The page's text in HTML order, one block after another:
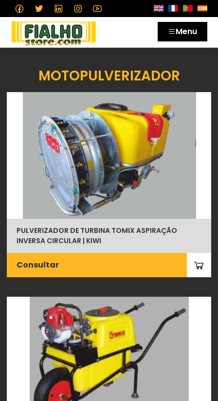
Menu
MOTOPULVERIZADOR
PULVERIZADOR DE TURBINA TOMIX ASPIRAÇÃO
INVERSA CIRCULAR | KIWI
Consultar